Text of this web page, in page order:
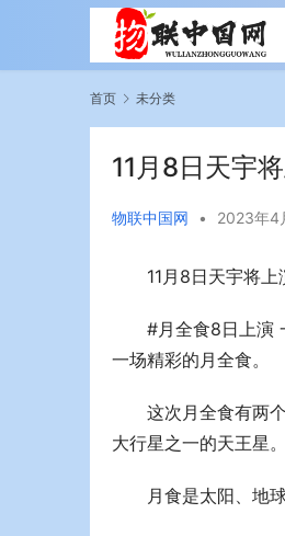
首页 未分类
11月8日天宇
物联中国网 • 2023年4
11月8日天宇将
#月全食8日上演
一场精彩的月全食。
这次月全食有两
大行星之一的天王星。
月食是太阳、地
越览山河 纵情逐梦 新帕拉